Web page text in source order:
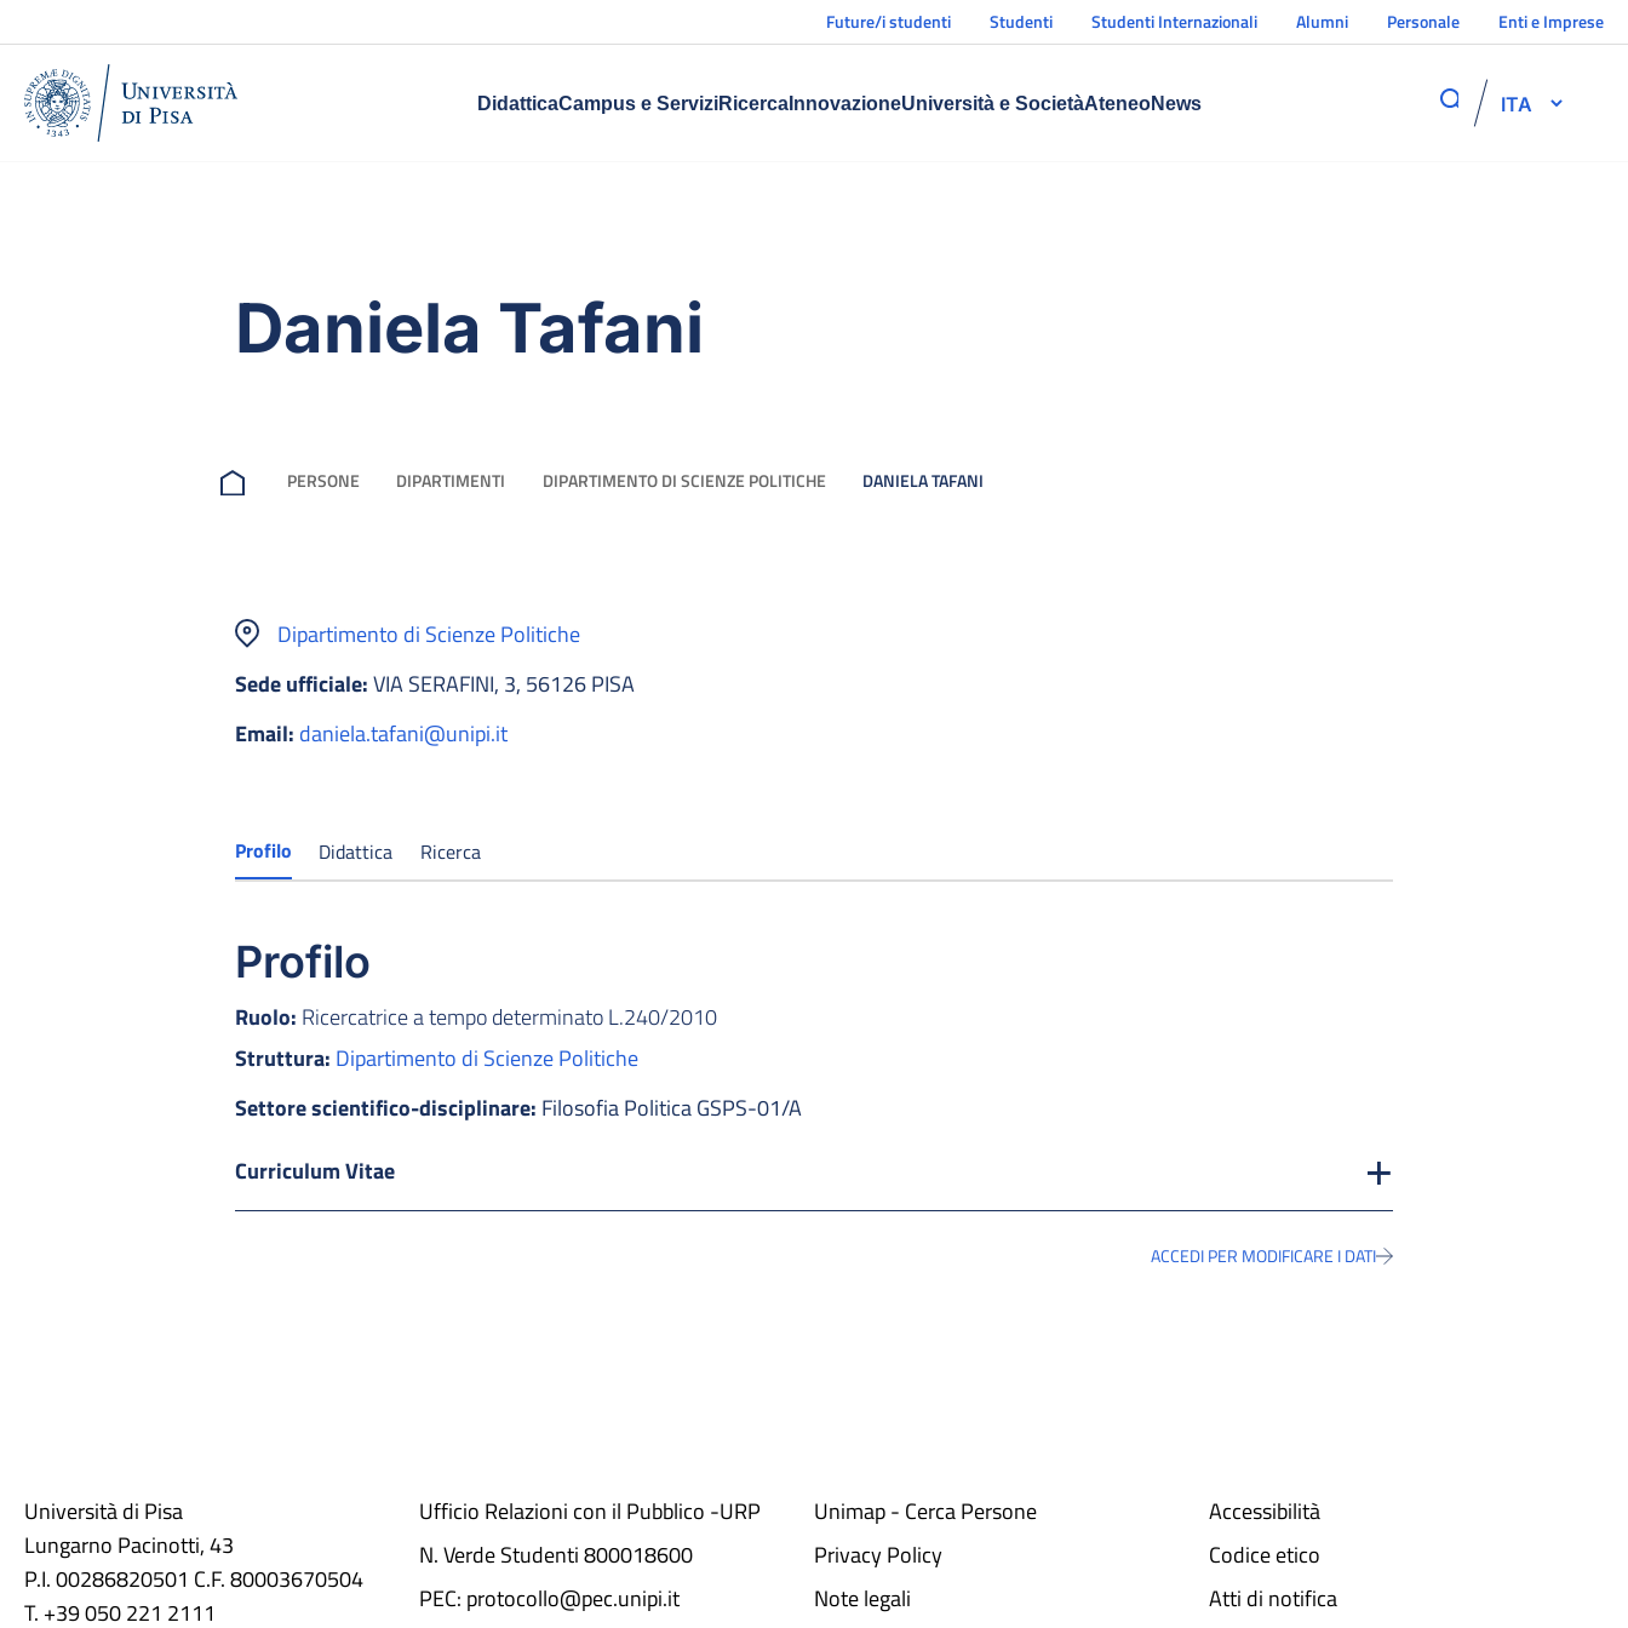
Future/i studenti Studenti Studenti Internazionali Alumni Personale Enti e Imprese
DidatticaCampus e ServiziRicercaInnovazioneUniversità e SocietàAteneoNews ITA
Daniela Tafani
PERSONE DIPARTIMENTI DIPARTIMENTO DI SCIENZE POLITICHE DANIELA TAFANI
Dipartimento di Scienze Politiche
Sede ufficiale:VIA SERAFINI, 3, 56126 PISA
Email: daniela.tafani@unipi.it
Profilo Didattica Ricerca
Profilo
Ruolo: Ricercatrice a tempo determinato L.240/2010
Struttura: Dipartimento di Scienze Politiche
Settore scientifico-disciplinare: Filosofia Politica GSPS-01/A
Curriculum Vitae
ACCEDI PER MODIFICARE I DATI
Università di Pisa
Lungarno Pacinotti, 43
P.I. 00286820501 C.F. 80003670504
T. +39 050 221 2111
Ufficio Relazioni con il Pubblico -URP
N. Verde Studenti 800018600​
PEC: protocollo@pec.unipi.it
Unimap - Cerca Persone
Privacy Policy
Note legali
Accessibilità
Codice etico
Atti di notifica